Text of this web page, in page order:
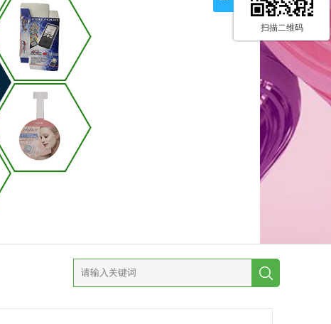
扫描二维码